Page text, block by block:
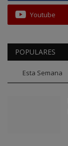
Youtube
POPULARES
Esta Semana